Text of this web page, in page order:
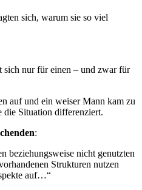
sich, warum sie so viel
sich nur für einen – und zwar für
auf und ein weiser Mann kam zu
die Situation differenziert.
:
beziehungsweise nicht genutzten
Strukturen nutzen
auf…“